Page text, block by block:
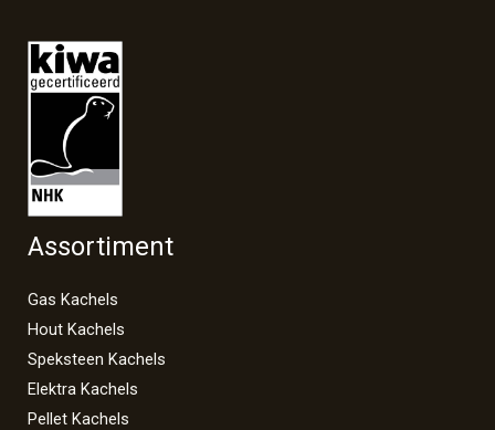
Assortiment
Gas Kachels
Hout Kachels
Speksteen Kachels
Elektra Kachels
Pellet Kachels